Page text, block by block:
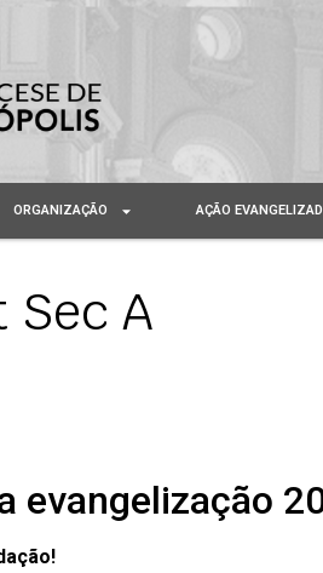
ORGANIZAÇÃO AÇÃO
Sec A
evangelização